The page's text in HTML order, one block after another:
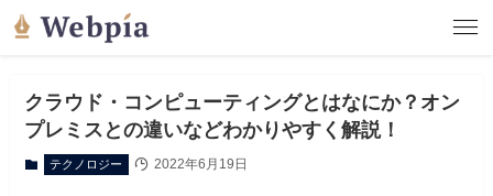
クラウド・コンピューティングとはなにか？オン
プレミスとの違いなどわかりやすく解説！
テクノロジー 2022年6月19日